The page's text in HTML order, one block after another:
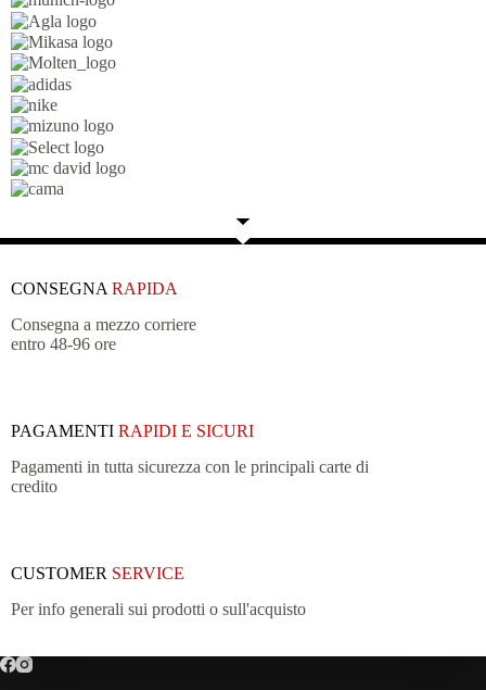
CONSEGNA RAPIDA
Consegna a mezzo corriere
entro 48-96 ore
PAGAMENTI RAPIDI E SICURI
Pagamenti in tutta sicurezza con le principali carte di
credito
CUSTOMER SERVICE
Per info generali sui prodotti o sull'acquisto